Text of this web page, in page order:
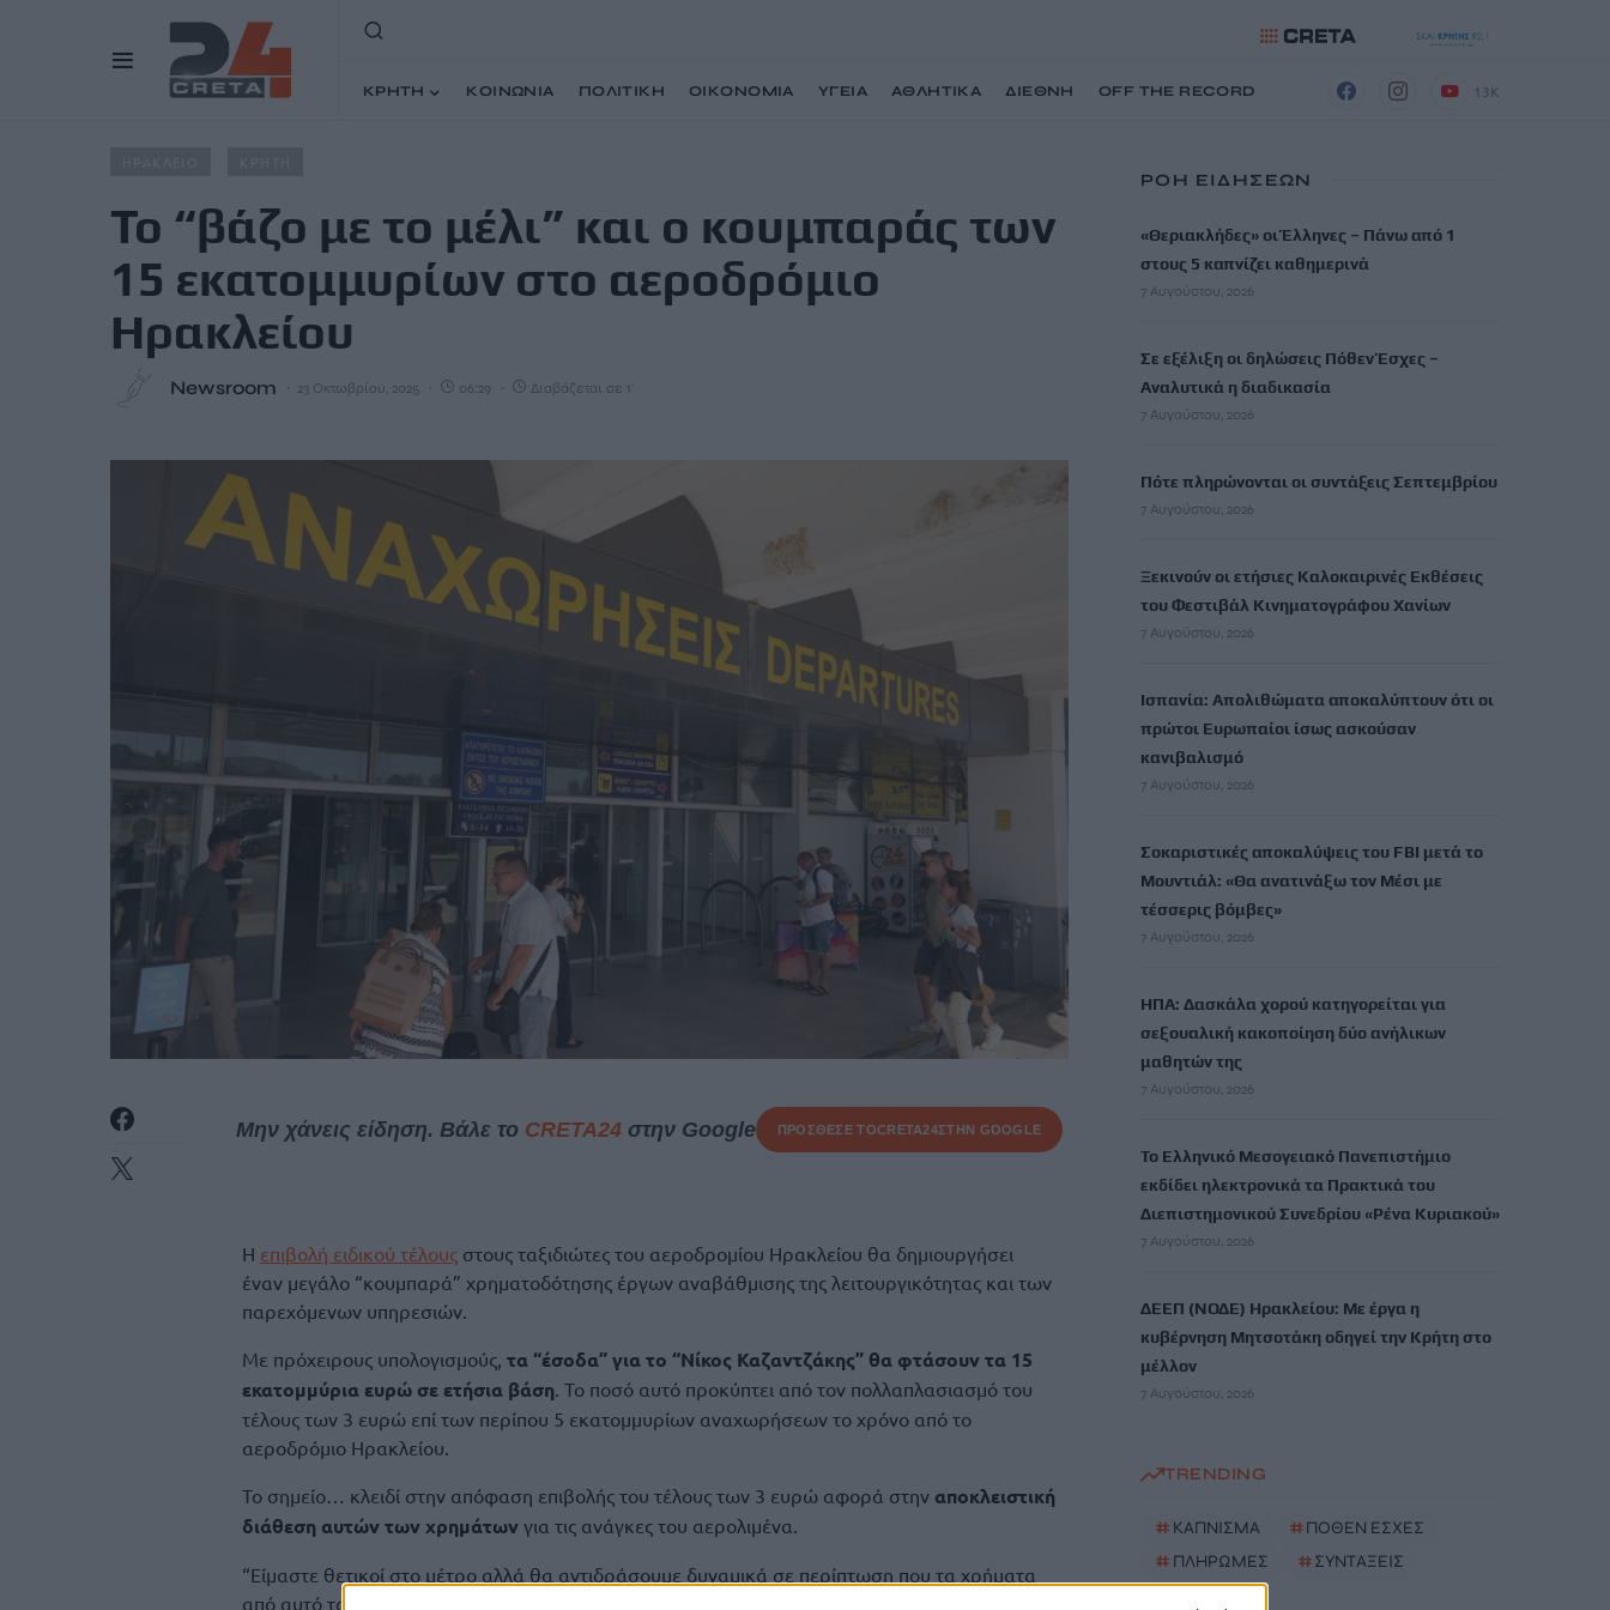
ΚΡΗΤΗ ΚΟΙΝΩΝΙΑ ΠΟΛΙΤΙΚΗ ΟΙΚΟΝΟΜΙΑ ΥΓΕΙΑ ΑΘΛΗΤΙΚΑ ΔΙΕΘΝΗ OFF THE RECORD 13K
Το “βάζο με το μέλι” και ο κουμπαράς των
15 εκατομμυρίων στο αεροδρόμιο
Ηρακλείου
Newsroom 23 Οκτωβρίου, 2025 06:29 Διαβάζεται σε 1'
Μην χάνεις είδηση. Βάλε το CRETA24στην Google ΠΡΟΣΘΕΣΕ ΤΟCRETA24ΣΤΗΝ GOOGLE
Η επιβολή ειδικού τέλους στους ταξιδιώτες του αεροδρομίου Ηρακλείου θα δημιουργήσει
έναν μεγάλο “κουμπαρά” χρηματοδότησης έργων αναβάθμισης της λειτουργικότητας και των
παρεχόμενων υπηρεσιών.
Με πρόχειρους υπολογισμούς, τα “έσοδα” για το “Νίκος Καζαντζάκης” θα φτάσουν τα 15
εκατομμύρια ευρώ σε ετήσια βάση. Το ποσό αυτό προκύπτει από τον πολλαπλασιασμό του
τέλους των 3 ευρώ επί των περίπου 5 εκατομμυρίων αναχωρήσεων το χρόνο από το
αεροδρόμιο Ηρακλείου.
Το σημείο… κλειδί στην απόφαση επιβολής του τέλους των 3 ευρώ αφορά στην αποκλειστική
διάθεση αυτών των χρημάτων για τις ανάγκες του αερολιμένα.
“Είμαστε θετικοί στο μέτρο αλλά θα αντιδράσουμε δυναμικά σε περίπτωση που τα χρήματα
από αυτό το τέλος μετακινηθούν από την πολιτεία για άλλες ανάγκες. Δεν θα επιτρέψουμε να
ΡΟΗ ΕΙΔΗΣΕΩΝ
«Θεριακλήδες» οι Έλληνες – Πάνω από 1
στους 5 καπνίζει καθημερινά
7 Αυγούστου, 2026
Σε εξέλιξη οι δηλώσεις Πόθεν Έσχες –
Αναλυτικά η διαδικασία
7 Αυγούστου, 2026
Πότε πληρώνονται οι συντάξεις Σεπτεμβρίου
7 Αυγούστου, 2026
Ξεκινούν οι ετήσιες Καλοκαιρινές Εκθέσεις
του Φεστιβάλ Κινηματογράφου Χανίων
7 Αυγούστου, 2026
Ισπανία: Απολιθώματα αποκαλύπτουν ότι οι
πρώτοι Ευρωπαίοι ίσως ασκούσαν
κανιβαλισμό
7 Αυγούστου, 2026
Σοκαριστικές αποκαλύψεις του FBI μετά το
Μουντιάλ: «Θα ανατινάξω τον Μέσι με
τέσσερις βόμβες»
7 Αυγούστου, 2026
ΗΠΑ: Δασκάλα χορού κατηγορείται για
σεξουαλική κακοποίηση δύο ανήλικων
μαθητών της
7 Αυγούστου, 2026
Το Ελληνικό Μεσογειακό Πανεπιστήμιο
εκδίδει ηλεκτρονικά τα Πρακτικά του
Διεπιστημονικού Συνεδρίου «Ρένα Κυριακού»
7 Αυγούστου, 2026
ΔΕΕΠ (ΝΟΔΕ) Ηρακλείου: Με έργα η
κυβέρνηση Μητσοτάκη οδηγεί την Κρήτη στο
μέλλον
7 Αυγούστου, 2026
TRENDING
# ΚΑΠΝΙΣΜΑ #ΠΟΘΕΝ ΕΣΧΕΣ
# ΠΛΗΡΩΜΕΣ #ΣΥΝΤΑΞΕΙΣ